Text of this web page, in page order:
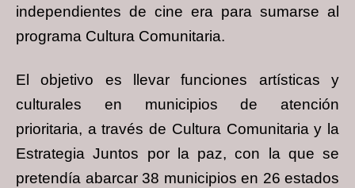
independientes de cine era para sumarse al
programa Cultura Comunitaria.
El objetivo es llevar funciones artísticas y
culturales en municipios de atención
prioritaria, a través de Cultura Comunitaria y la
Estrategia Juntos por la paz, con la que se
pretendía abarcar 38 municipios en 26 estados